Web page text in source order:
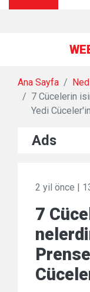
Ana Sayfa
7 Cücelerin
Yedi
Ads
2 yil önce |
7